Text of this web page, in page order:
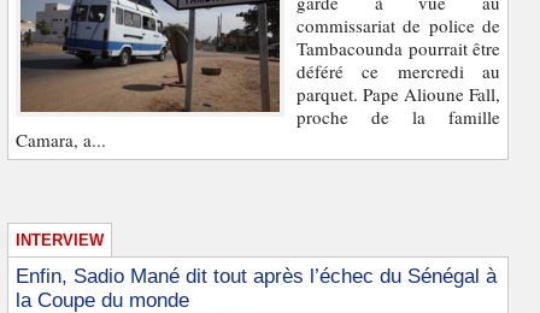
commissariat de police de
Tambacounda pourrait être
déféré ce mercredi au
parquet. Pape Alioune Fall,
proche de la famille
Camara, a...
INTERVIEW
Enfin, Sadio Mané dit tout après l’échec du Sénégal à
la Coupe du monde